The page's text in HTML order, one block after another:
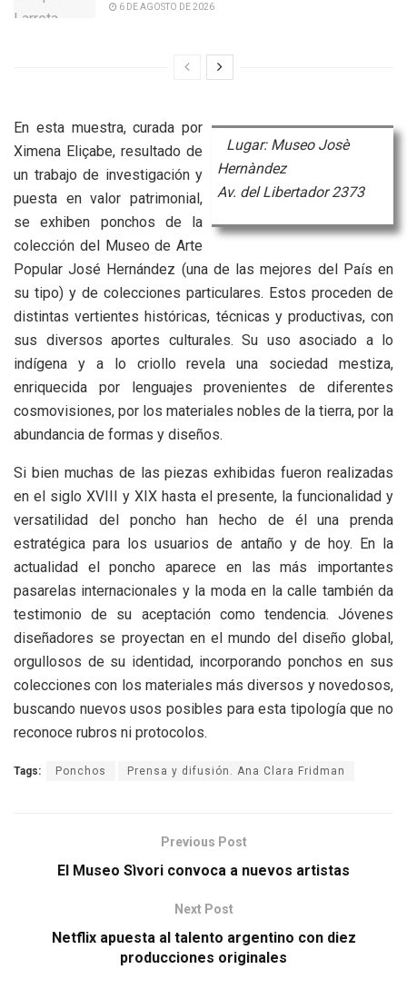
6 DE AGOSTO DE 2026
Lugar: Museo Josè
Hernàndez
Av. del Libertador 2373
En esta muestra, curada por
Ximena Eliçabe, resultado de
un trabajo de investigación y
puesta en valor patrimonial,
se exhiben ponchos de la
colección del Museo de Arte
Popular José Hernández (una de las mejores del País en
su tipo) y de colecciones particulares. Estos proceden de
distintas vertientes históricas, técnicas y productivas, con
sus diversos aportes culturales. Su uso asociado a lo
indígena y a lo criollo revela una sociedad mestiza,
enriquecida por lenguajes provenientes de diferentes
cosmovisiones, por los materiales nobles de la tierra, por la
abundancia de formas y diseños.
Si bien muchas de las piezas exhibidas fueron realizadas
en el siglo XVIII y XIX hasta el presente, la funcionalidad y
versatilidad del poncho han hecho de él una prenda
estratégica para los usuarios de antaño y de hoy. En la
actualidad el poncho aparece en las más importantes
pasarelas internacionales y la moda en la calle también da
testimonio de su aceptación como tendencia. Jóvenes
diseñadores se proyectan en el mundo del diseño global,
orgullosos de su identidad, incorporando ponchos en sus
colecciones con los materiales más diversos y novedosos,
buscando nuevos usos posibles para esta tipología que no
reconoce rubros ni protocolos.
Tags: Ponchos Prensa y difusión. Ana Clara Fridman
Previous Post
El Museo Sìvori convoca a nuevos artistas
Next Post
Netflix apuesta al talento argentino con diez
producciones originales